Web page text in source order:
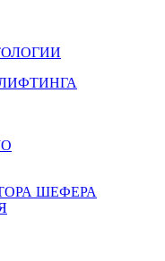
ШЕФЕРА